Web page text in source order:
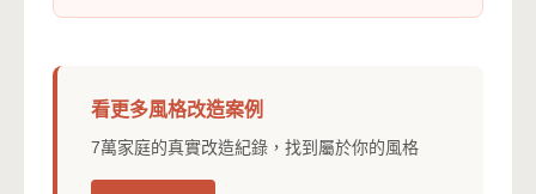
看更多風格改造案例
7萬家庭的真實改造紀錄，找到屬於你的風格